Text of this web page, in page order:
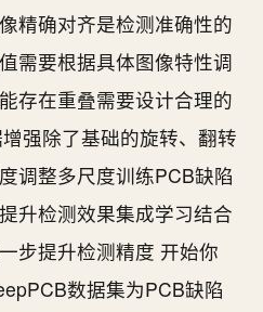
精确对齐是检测准确性的
需要根据具体图像特性调
存在重叠需要设计合理的
强除了基础的旋转、翻转
调整多尺度训练PCB缺陷
升检测效果集成学习结合
步提升检测精度 开始你
数据集为PCB缺陷